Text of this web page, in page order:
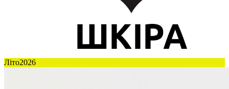
Літо2026